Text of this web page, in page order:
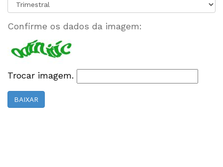
Confirme os dados da imagem:
Trocar imagem.